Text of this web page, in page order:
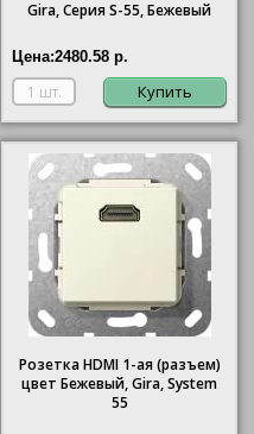
Gira, Серия S-55, Бежевый
Цена:2480.58 р.
Купить
Розетка HDMI 1-ая (разъем)
цвет Бежевый, Gira, System
55